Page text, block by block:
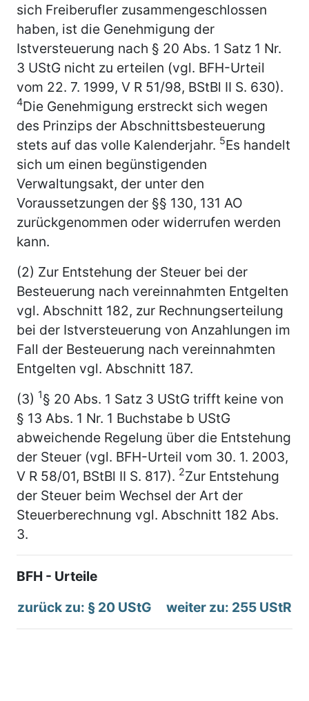
sich Freiberufler zusammengeschlossen
haben, ist die Genehmigung der
Istversteuerung nach § 20 Abs. 1 Satz 1 Nr.
3 UStG nicht zu erteilen (vgl. BFH-Urteil
vom 22. 7. 1999, V R 51/98, BStBl II S. 630).
4Die Genehmigung erstreckt sich wegen
des Prinzips der Abschnittsbesteuerung
stets auf das volle Kalenderjahr. 5Es handelt
sich um einen begünstigenden
Verwaltungsakt, der unter den
Voraussetzungen der §§ 130, 131 AO
zurückgenommen oder widerrufen werden
kann.
(2) Zur Entstehung der Steuer bei der
Besteuerung nach vereinnahmten Entgelten
vgl. Abschnitt 182, zur Rechnungserteilung
bei der Istversteuerung von Anzahlungen im
Fall der Besteuerung nach vereinnahmten
Entgelten vgl. Abschnitt 187.
(3) 1§ 20 Abs. 1 Satz 3 UStG trifft keine von
§ 13 Abs. 1 Nr. 1 Buchstabe b UStG
abweichende Regelung über die Entstehung
der Steuer (vgl. BFH-Urteil vom 30. 1. 2003,
V R 58/01, BStBl II S. 817). 2Zur Entstehung
der Steuer beim Wechsel der Art der
Steuerberechnung vgl. Abschnitt 182 Abs.
3.
BFH - Urteile
zurück zu: § 20 UStG
weiter zu: 255 UStR